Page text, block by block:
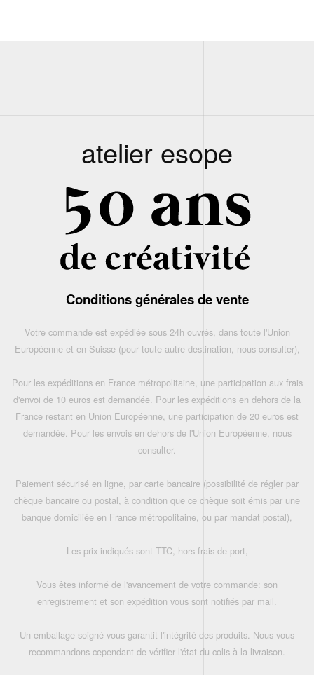
atelier esope
Conditions générales de vente
Votre commande est expédiée sous 24h ouvrés, dans toute l'Union
Européenne et en Suisse (pour toute autre destination, nous consulter),
Pour les expéditions en France métropolitaine, une participation aux frais
d'envoi de 10 euros est demandée. Pour les expéditions en dehors de la
France restant en Union Européenne, une participation de 20 euros est
demandée. Pour les envois en dehors de l'Union Européenne, nous
consulter.
Paiement sécurisé en ligne, par carte bancaire (possibilité de régler par
chèque bancaire ou postal, à condition que ce chèque soit émis par une
banque domiciliée en France métropolitaine, ou par mandat postal),
Les prix indiqués sont TTC, hors frais de port,
Vous êtes informé de l'avancement de votre commande: son
enregistrement et son expédition vous sont notifiés par mail.
Un emballage soigné vous garantit l'intégrité des produits. Nous vous
recommandons cependant de vérifier l'état du colis à la livraison.